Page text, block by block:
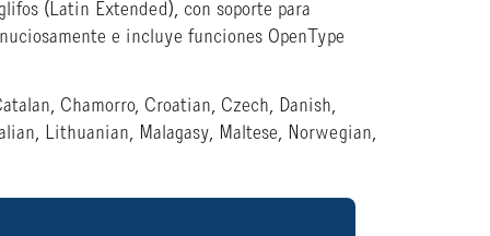
(Latin Extended), con soporte para
e incluye funciones OpenType
Chamorro, Croatian, Czech, Danish,
Lithuanian, Malagasy, Maltese, Norwegian,